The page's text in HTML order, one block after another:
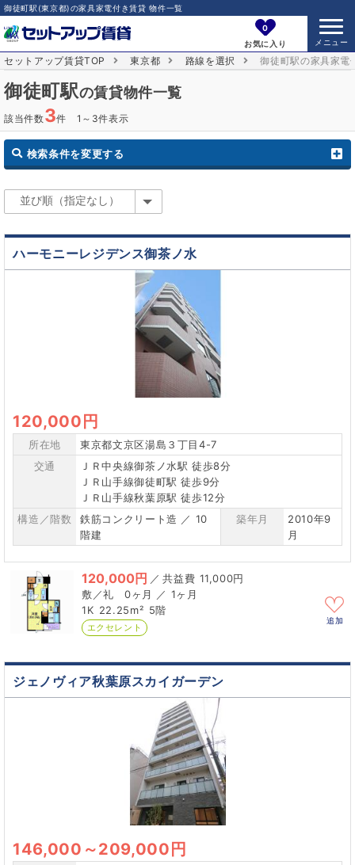
御徒町駅(東京都)の家具家電付き賃貸 物件一覧
0
お気に入り
セットアップ賃貸TOP 東京都 路線を選択 御徒町駅の家具家電
御徒町駅の賃貸物件一覧
該当件数3件 1～3件表示
検索条件を変更する
ハーモニーレジデンス御茶ノ水
120,000円
所在地
東京都文京区湯島３丁目4-7
交通
ＪＲ中央線御茶ノ水駅 徒歩8分
ＪＲ山手線御徒町駅 徒歩9分
ＪＲ山手線秋葉原駅 徒歩12分
構造／階数
鉄筋コンクリート造 ／ 10
階建
築年月
2010年9
月
120,000円 ／
11,000円
0ヶ月 ／ 1ヶ月
1K 22.25m² 5階
エクセレント
追加
ジェノヴィア秋葉原スカイガーデン
146,000 ～209,000円